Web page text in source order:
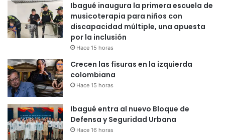
Ibagué inaugura la primera escuela de
musicoterapia para niños con
discapacidad múltiple, una apuesta
por la inclusión
Hace 15 horas
Crecen las fisuras en la izquierda
colombiana
Hace 15 horas
Ibagué entra al nuevo Bloque de
Defensa y Seguridad Urbana
Hace 16 horas